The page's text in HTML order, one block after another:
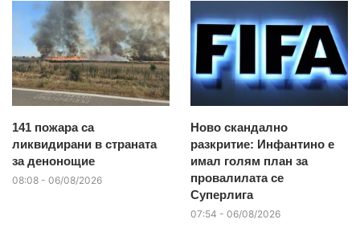
141 пожара са
ликвидирани в страната
за денонощие
08:08 - 06/08/2026
Ново скандално
разкритие: Инфантино е
имал голям план за
провалилата се
Суперлига
07:54 - 06/08/2026